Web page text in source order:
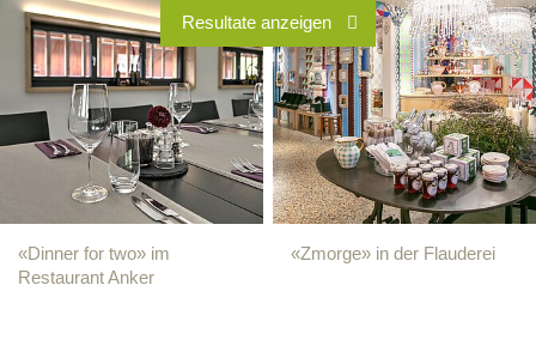
«Dinner for two» im
Restaurant Anker
«Zmorge» in der Flauderei